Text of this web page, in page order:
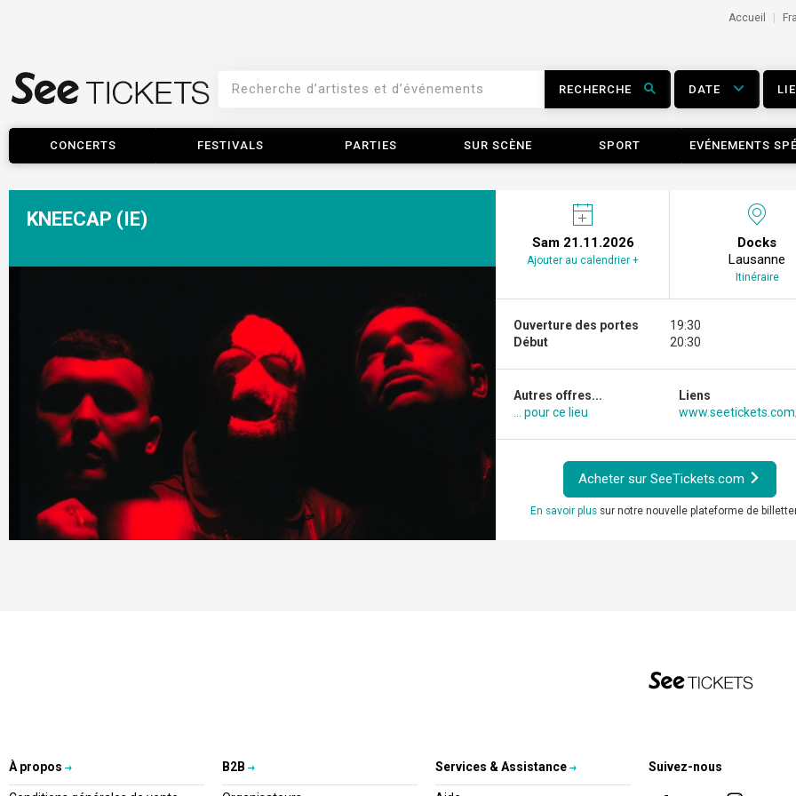
Accueil
RECHERCHE DATE
CONCERTS FESTIVALS PARTIES SUR SCÈNE SPORT EVÉNEMENTS
KNEECAP (IE)
Sam 21.11.2026
Ajouter au calendrier +
Docks
Lausanne
Itinéraire
Ouverture des portes
Début
19:30
20:30
Autres offres...
... pour ce lieu
Liens
Acheter sur SeeTickets.com
En savoir plus sur notre nouvelle plateforme de
À propos B2B Services & Assistance Suivez-nous